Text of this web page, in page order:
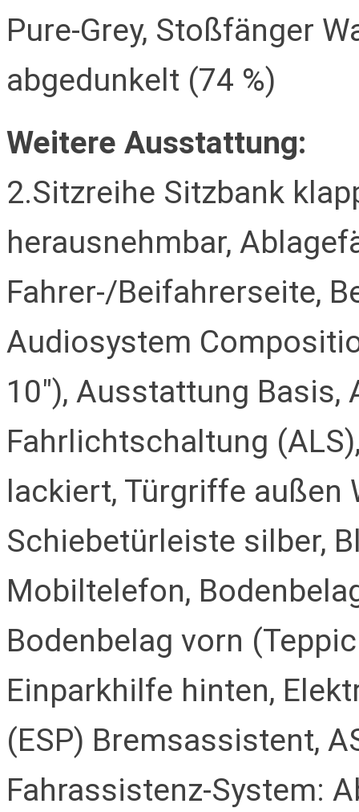
Pure-Grey, Stoßfänger
abgedunkelt (74 %)
Weitere Ausstattung:
2.Sitzreihe Sitzbank
herausnehmbar,
Fahrer-/Beifahrerseite,
Audiosystem
10"), Ausstattung Basis,
Fahrlichtschaltung
lackiert, Türgriffe außen
Schiebetürleiste silber,
Mobiltelefon,
Bodenbelag vorn
Einparkhilfe hinten,
(ESP) Bremsassistent,
Fahrassistenz-System: